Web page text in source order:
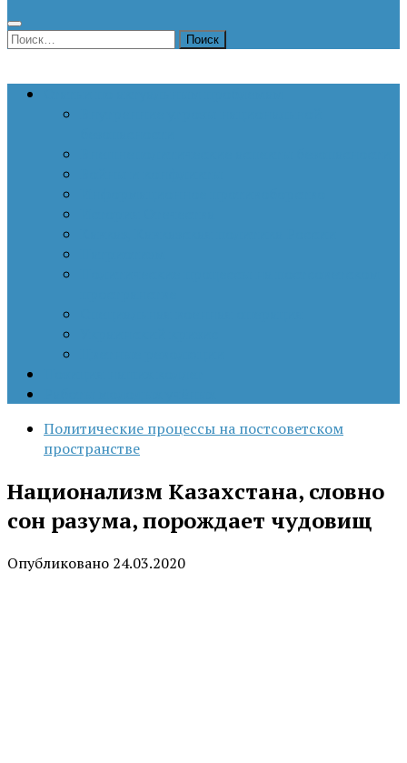
Найти:
Политические процессы на постсоветском
пространстве
Национализм Казахстана, словно
сон разума, порождает чудовищ
Опубликовано 24.03.2020